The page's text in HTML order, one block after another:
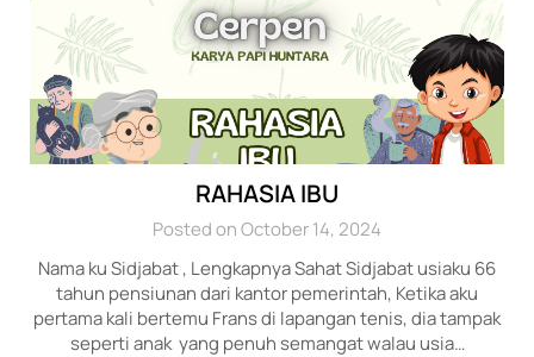
RAHASIA IBU
Posted on October 14, 2024
Nama ku Sidjabat , Lengkapnya Sahat Sidjabat usiaku 66
tahun pensiunan dari kantor pemerintah, Ketika aku
pertama kali bertemu Frans di lapangan tenis, dia tampak
seperti anak yang penuh semangat walau usia…